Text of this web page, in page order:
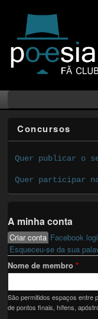
Concursos
Quer publicar o
Quer participar
A minha conta
Primary tabs
Criar conta (active tab)
Facebook
Esqueceu-se da sua
Nome de membro*
São permitidos espaços entre
de pontos finais, hífens,